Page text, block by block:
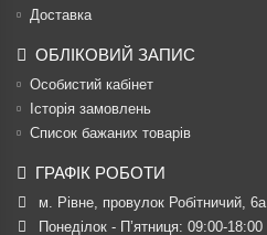
Доставка
ОБЛІКОВИЙ ЗАПИС
Особистий кабінет
Історія замовлень
Список бажаних товарів
ГРАФІК РОБОТИ
м. Рівне, провулок Робітничий, 6а
Понеділок - П’ятниця: 09:00-18:00